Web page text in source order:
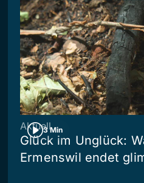
3 Min
Aktuell
Glück im Unglück:
Ermenswil endet